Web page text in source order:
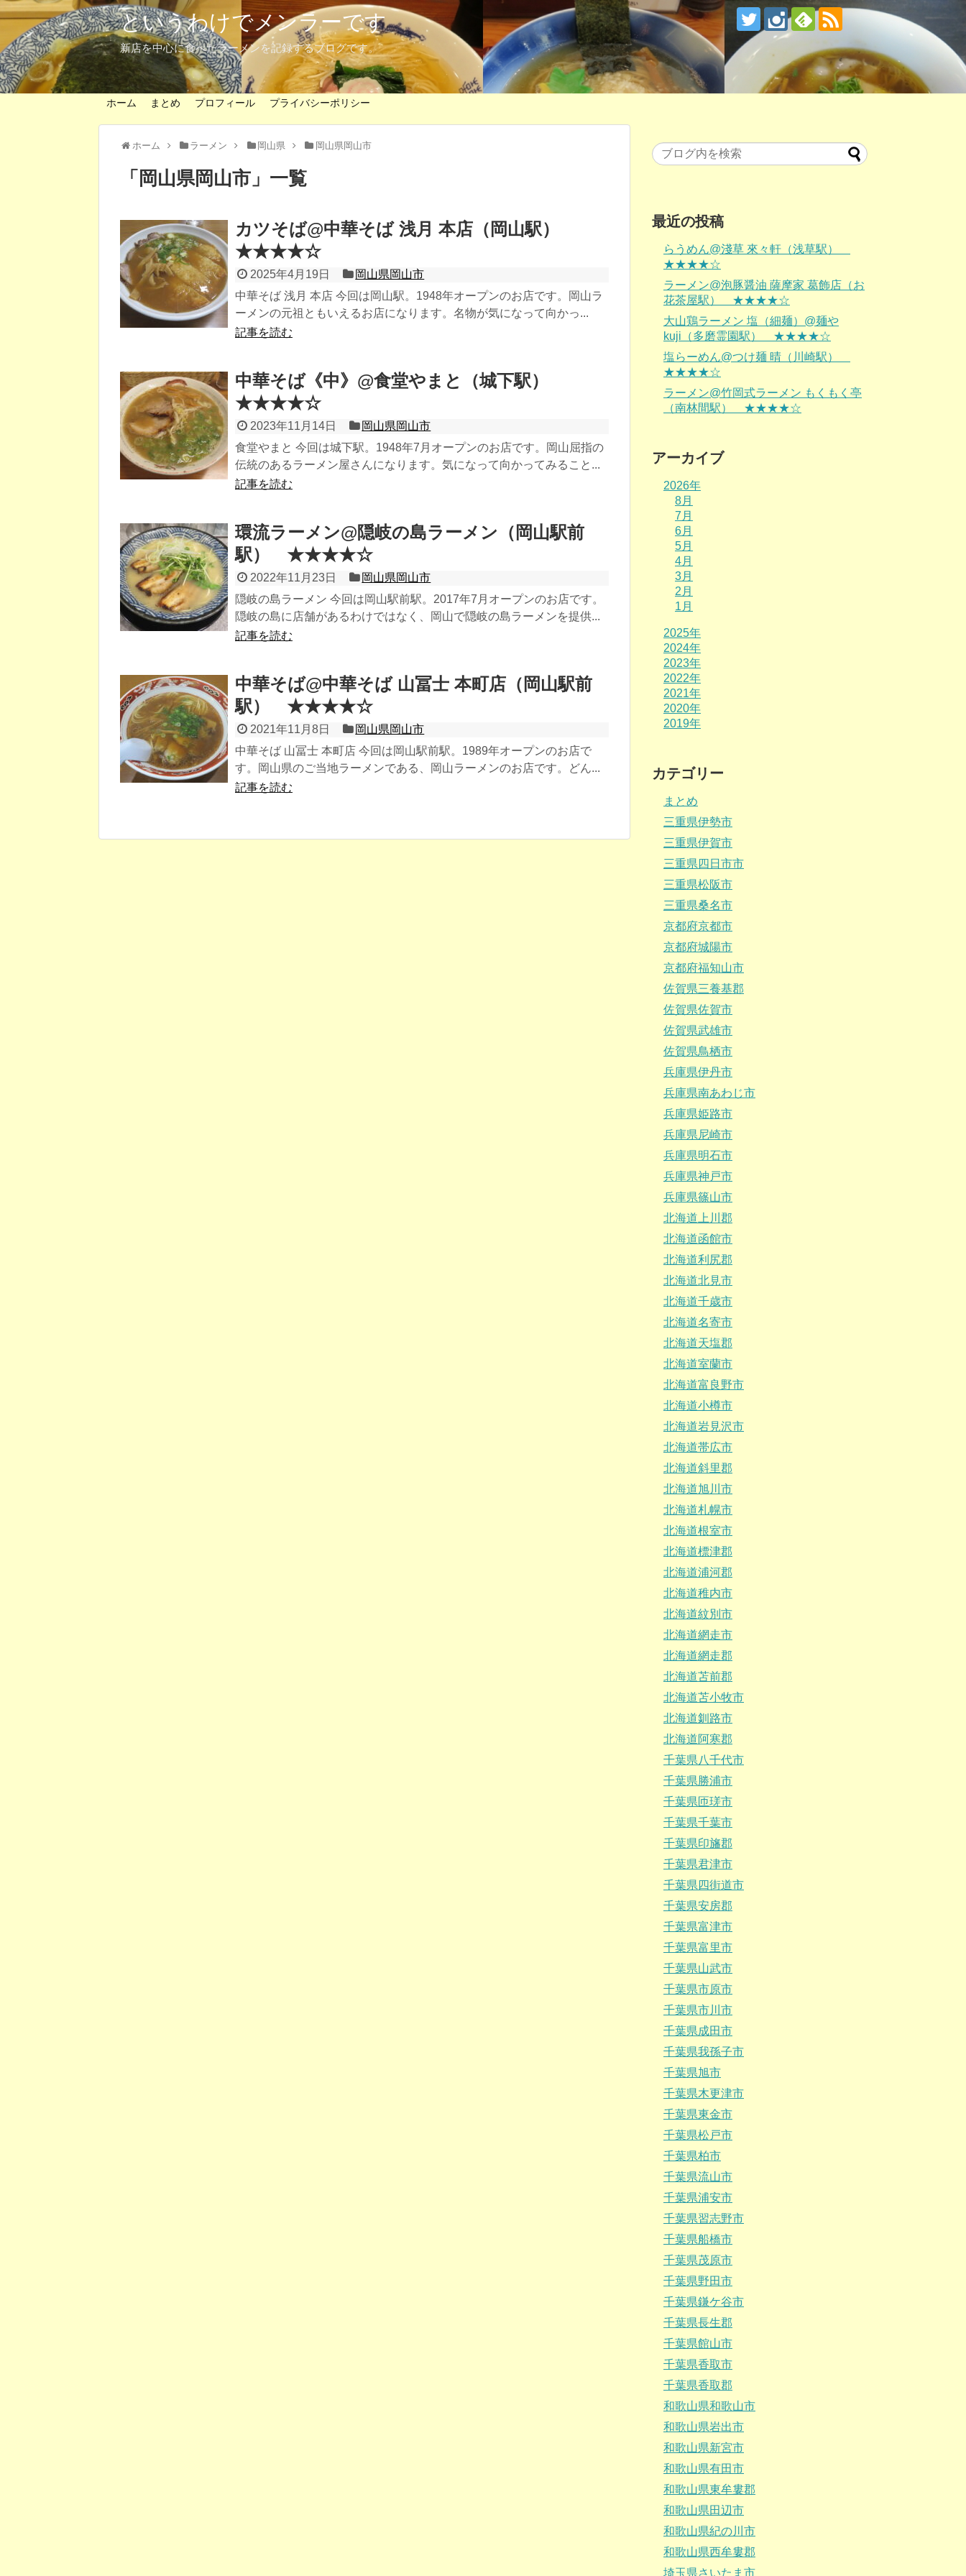
というわけでメンラーです
新店を中心に食べたラーメンを記録するブログです。
ホーム まとめ プロフィール プライバシーポリシー
ホーム ラーメン 岡山県 岡山県岡山市
「 岡山県岡山市 」 一覧
カツそば@中華そば 浅月 本店（岡山駅）
★★★★☆
2025年4月19日
岡山県岡山市
中華そば 浅月 本店 今回は岡山駅。1948年オープンのお店です。岡山ラ
ーメンの元祖ともいえるお店になります。名物が気になって向かっ...
記事を読む
中華そば《中》@食堂やまと（城下駅）
★★★★☆
2023年11月14日
岡山県岡山市
食堂やまと 今回は城下駅。1948年7月オープンのお店です。岡山屈指の
伝統のあるラーメン屋さんになります。気になって向かってみること...
記事を読む
環流ラーメン@隠岐の島ラーメン（岡山駅前
駅） ★★★★☆
2022年11月23日
岡山県岡山市
隠岐の島ラーメン 今回は岡山駅前駅。2017年7月オープンのお店です。
隠岐の島に店舗があるわけではなく、岡山で隠岐の島ラーメンを提供...
記事を読む
中華そば@中華そば 山冨士 本町店（岡山駅前
駅） ★★★★☆
2021年11月8日
岡山県岡山市
中華そば 山冨士 本町店 今回は岡山駅前駅。1989年オープンのお店で
す。岡山県のご当地ラーメンである、岡山ラーメンのお店です。どん...
記事を読む
最近の投稿
らうめん@淺草 來々軒（浅草駅）
★★★★☆
ラーメン@泡豚醤油 薩摩家 葛飾店（お
花茶屋駅） ★★★★☆
大山鶏ラーメン 塩（細麺）@麺や
kuji（多磨霊園駅） ★★★★☆
塩らーめん@つけ麺 晴（川崎駅）
★★★★☆
ラーメン@竹岡式ラーメン もくもく亭
（南林間駅） ★★★★☆
アーカイブ
2026年
8月
7月
6月
5月
4月
3月
2月
1月
2025年
2024年
2023年
2022年
2021年
2020年
2019年
カテゴリー
まとめ
三重県伊勢市
三重県伊賀市
三重県四日市市
三重県松阪市
三重県桑名市
京都府京都市
京都府城陽市
京都府福知山市
佐賀県三養基郡
佐賀県佐賀市
佐賀県武雄市
佐賀県鳥栖市
兵庫県伊丹市
兵庫県南あわじ市
兵庫県姫路市
兵庫県尼崎市
兵庫県明石市
兵庫県神戸市
兵庫県篠山市
北海道上川郡
北海道函館市
北海道利尻郡
北海道北見市
北海道千歳市
北海道名寄市
北海道天塩郡
北海道室蘭市
北海道富良野市
北海道小樽市
北海道岩見沢市
北海道帯広市
北海道斜里郡
北海道旭川市
北海道札幌市
北海道根室市
北海道標津郡
北海道浦河郡
北海道稚内市
北海道紋別市
北海道網走市
北海道網走郡
北海道苫前郡
北海道苫小牧市
北海道釧路市
北海道阿寒郡
千葉県八千代市
千葉県勝浦市
千葉県匝瑳市
千葉県千葉市
千葉県印旛郡
千葉県君津市
千葉県四街道市
千葉県安房郡
千葉県富津市
千葉県富里市
千葉県山武市
千葉県市原市
千葉県市川市
千葉県成田市
千葉県我孫子市
千葉県旭市
千葉県木更津市
千葉県東金市
千葉県松戸市
千葉県柏市
千葉県流山市
千葉県浦安市
千葉県習志野市
千葉県船橋市
千葉県茂原市
千葉県野田市
千葉県鎌ケ谷市
千葉県長生郡
千葉県館山市
千葉県香取市
千葉県香取郡
和歌山県和歌山市
和歌山県岩出市
和歌山県新宮市
和歌山県有田市
和歌山県東牟婁郡
和歌山県田辺市
和歌山県紀の川市
和歌山県西牟婁郡
埼玉県さいたま市